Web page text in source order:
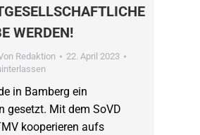
WERDEN!
Redaktion
22. April 2023
in Bamberg ein
gesetzt. Mit dem SoVD
kooperieren aufs